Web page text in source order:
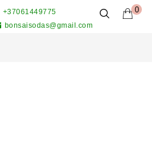
0
+37061449775
bonsaisodas@gmail.com